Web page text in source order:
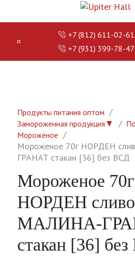
+7 (812) 611-02-61
+7 (931) 399-78-47
Продукты питания оптом
Замороженная продукция ▼
Мороженое
Мороженое 70г НОРДЕН
ГРАНАТ стакан [36] без ВСД
Мороженое 70г
НОРДЕН
МАЛИНА-
стакан [36]